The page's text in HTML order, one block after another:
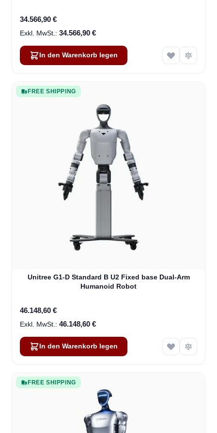
34.566,90 €
34.566,90 €
In den Warenkorb legen
FREE SHIPPING
Unitree G1-D Standard B U2 Fixed base Dual-Arm
Humanoid Robot
46.148,60 €
46.148,60 €
In den Warenkorb legen
FREE SHIPPING